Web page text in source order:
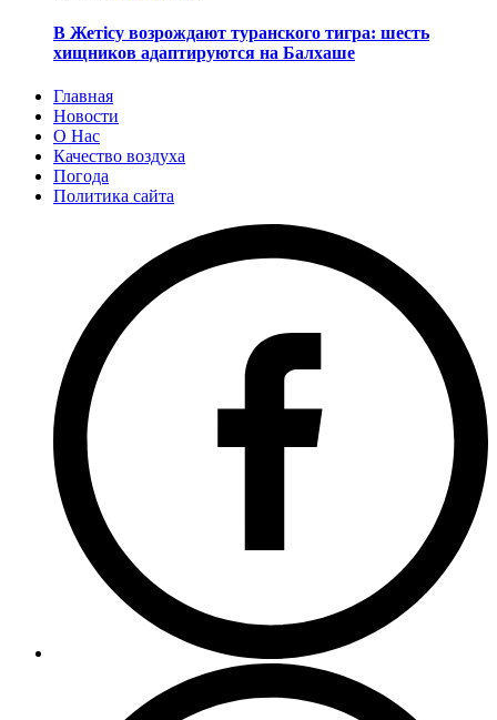
В Жетісу возрождают туранского тигра: шесть
хищников адаптируются на Балхаше
Главная
Новости
О Нас
Качество воздуха
Погода
Политика сайта